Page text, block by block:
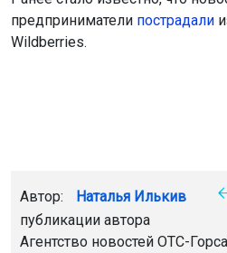
предприниматели пострадали
Wildberries.
Автор: Наталья Илькив
публикации автора
Агентство новостей ОТС-